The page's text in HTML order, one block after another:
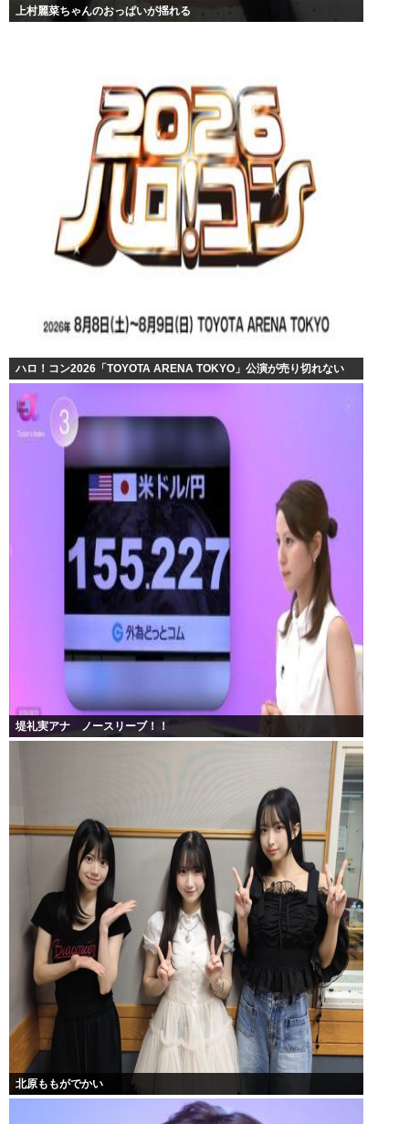
上村麗菜ちゃんのおっぱいが揺れる
ハロ！コン2026「TOYOTA ARENA TOKYO」公演が売り切れない
堤礼実アナ ノースリーブ！！
北原ももがでかい